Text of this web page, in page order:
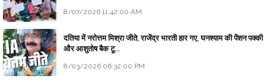
8/07/2026 11:42:00 AM
दतिया में नरोत्तम मिश्रा जीते, राजेंद्र भारती हार गए, घनश्याम की पेंशन पक्की
और आशुतोष बैक टू...
8/03/2026 06:32:00 PM